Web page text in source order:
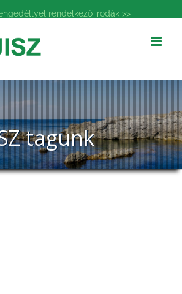
rendelkező irodák >>
tagunk
tagunk